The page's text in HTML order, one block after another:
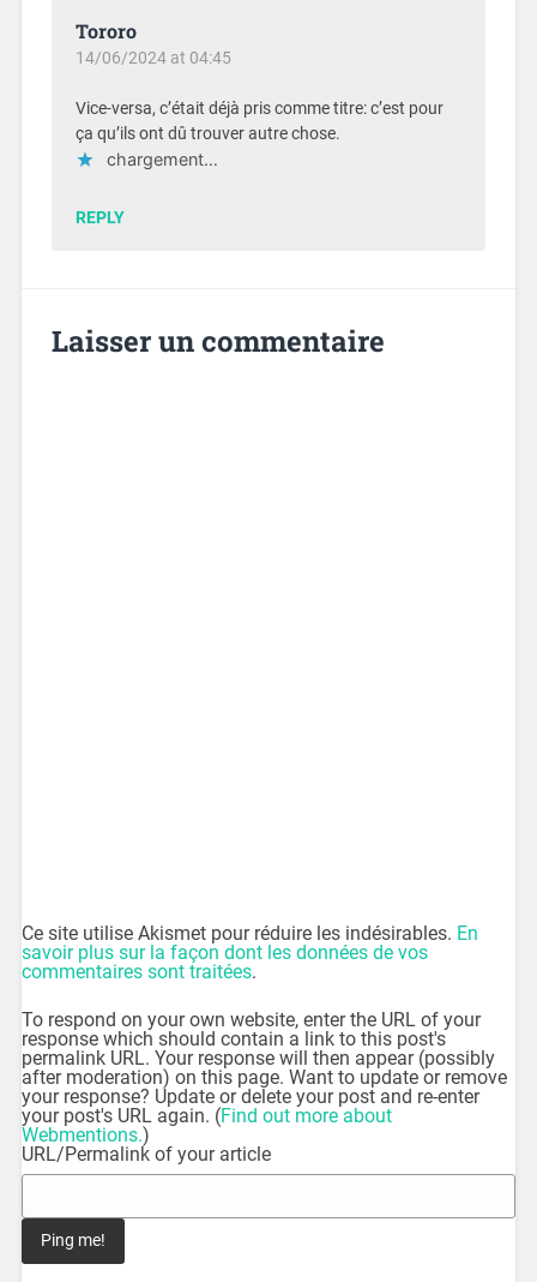
Tororo
14/06/2024 at 04:45
Vice-versa, c’était déjà pris comme titre: c’est pour
ça qu’ils ont dû trouver autre chose.
chargement…
REPLY
Laisser un commentaire
Ce site utilise Akismet pour réduire les indésirables. En
savoir plus sur la façon dont les données de vos
commentaires sont traitées.
To respond on your own website, enter the URL of your
response which should contain a link to this post's
permalink URL. Your response will then appear (possibly
after moderation) on this page. Want to update or remove
your response? Update or delete your post and re-enter
your post's URL again. (Find out more about
Webmentions.)
URL/Permalink of your article